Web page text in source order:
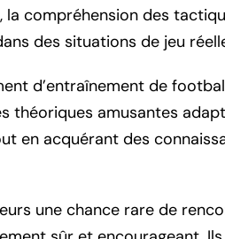
compréhension des
des situations de jeu
d’entraînement de
théoriques amusantes
en acquérant des
une chance rare de